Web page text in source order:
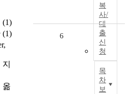
(1)
(1)
옮
복
사/
대
출
신
청
목
차
보
6